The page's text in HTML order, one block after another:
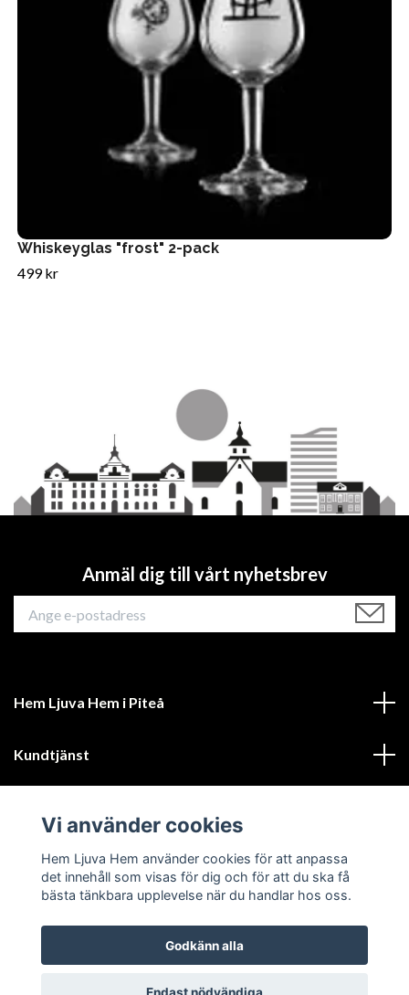
Whiskeyglas "frost" 2-pack
499 kr
Anmäl dig till vårt nyhetsbrev
Hem Ljuva Hem i Piteå
Kundtjänst
Sociala medier
© 2026 Hem Ljuva Hem
Vi använder cookies
Hem Ljuva Hem använder cookies för att anpassa
det innehåll som visas för dig och för att du ska få
bästa tänkbara upplevelse när du handlar hos oss.
Godkänn alla